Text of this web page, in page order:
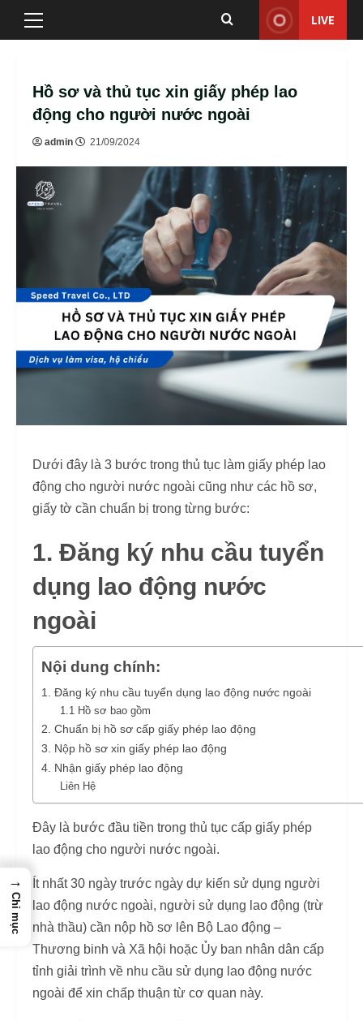
Skip
Primary
LIVE
Hồ sơ và thủ tục xin giấy phép lao
động cho người nước ngoài
admin 21/09/2024
Dưới đây là 3 bước trong thủ tục làm giấy phép lao
động cho người nước ngoài cũng như các hồ sơ,
giấy tờ cần chuẩn bị trong từng bước:
1. Đăng ký nhu cầu tuyển
dụng lao động nước
ngoài
Nội dung chính:
1. Đăng ký nhu cầu tuyển dụng lao động nước ngoài
1.1 Hồ sơ bao gồm
2. Chuẩn bị hồ sơ cấp giấy phép lao động
3. Nộp hồ sơ xin giấy phép lao động
4. Nhận giấy phép lao động
Liên Hệ
Đây là bước đầu tiền trong thủ tục cấp giấy phép
lao động cho người nước ngoài.
Ít nhất 30 ngày trước ngày dự kiến sử dụng người
lao động nước ngoài, người sử dụng lao động (trừ
nhà thầu) cần nộp hồ sơ lên Bộ Lao động –
Thương binh và Xã hội hoặc Ủy ban nhân dân cấp
tỉnh giải trình về nhu cầu sử dụng lao động nước
ngoài để xin chấp thuận từ cơ quan này.
→
Chỉ mục